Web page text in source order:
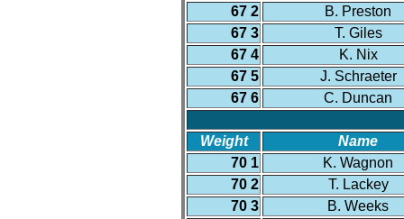
67 2
B. Preston
67 3
T. Giles
67 4
K. Nix
67 5
J. Schraeter
67 6
C. Duncan
Weight
Name
70 1
K. Wagnon
70 2
T. Lackey
70 3
B. Weeks